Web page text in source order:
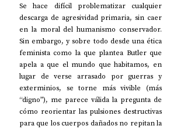
Se hace difícil problematizar cualquier
descarga de agresividad primaria, sin caer
en la moral del humanismo conservador.
Sin embargo, y sobre todo desde una ética
feminista como la que plantea Butler que
apela a que el mundo que habitamos, en
lugar de verse arrasado por guerras y
exterminios, se torne más vivible (más
“digno”), me parece válida la pregunta de
cómo reorientar las pulsiones destructivas
para que los cuerpos dañados no repitan la